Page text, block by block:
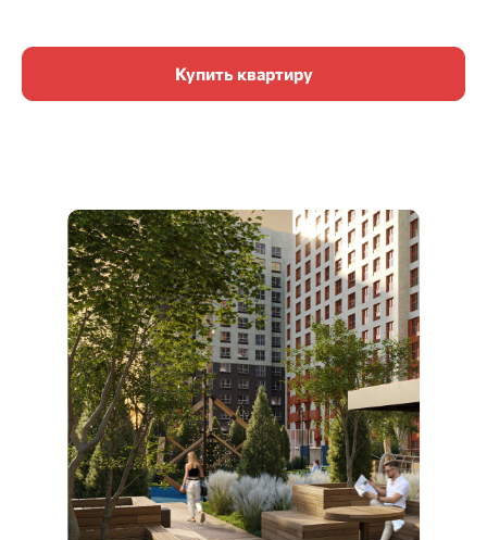
Купить квартиру